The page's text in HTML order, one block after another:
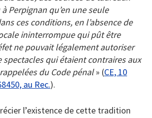
Perpignan qu’en une seule
ces conditions, en l’absence de
ininterrompue qui pût être
ne pouvait légalement autoriser
spectacles qui étaient contraires aux
du Code pénal» (CE, 10
au Rec.).
l’existence de cette tradition